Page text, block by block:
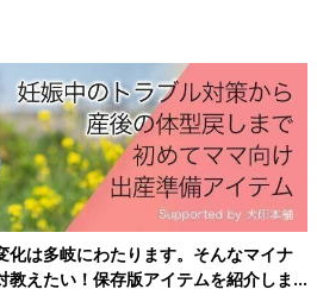
で購入
ブックスで購入
化は多岐にわたります。そんなマイナ
教えたい！保存版アイテムを紹介しま